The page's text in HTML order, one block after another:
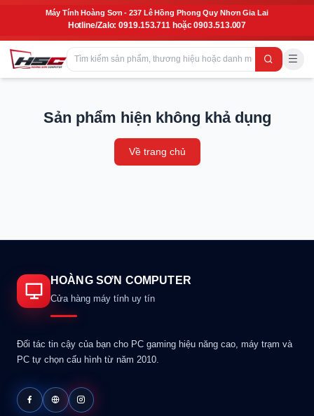
Máy Tính Hoàng Sơn - 237 Lê Hồng Phong Quy Nhơn Gia Lai
Hotline/Zalo: 0919.153.711 hoặc 0903.513.007
Sản phẩm hiện không khả dụng
Về trang chủ
HOÀNG SƠN COMPUTER
Cửa hàng máy tính uy tín
Đối tác tin cậy của bạn cho PC gaming hiệu năng cao, máy trạm và
PC tự chọn cấu hình từ năm 2010.